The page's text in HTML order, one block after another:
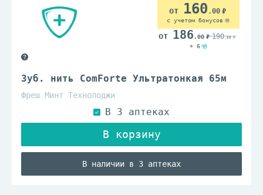
Зуб. нить ComForte Ультратонкая 65м
Фреш Минт Технолоджи
В наличии в 3 аптеках
160 .00
с учетом бонусов
186 .00 190.00
+ 6